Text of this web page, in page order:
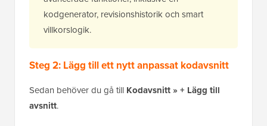
kodgenerator, revisionshistorik och smart
villkorslogik.
Steg 2: Lägg till ett nytt anpassat kodavsnitt
Sedan behöver du gå till Kodavsnitt » + Lägg till
avsnitt.